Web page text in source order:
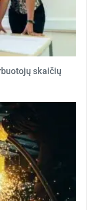
skaičių